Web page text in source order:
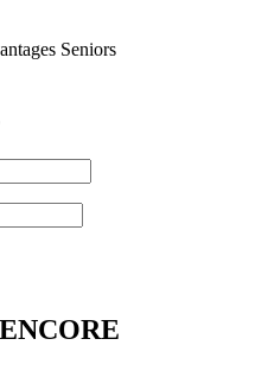
Seniors